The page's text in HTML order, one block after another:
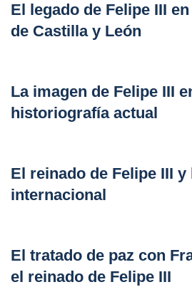
El legado de Felipe III
de Castilla y León
La imagen de Felipe III
historiografía actual
El reinado de Felipe III
internacional
El tratado de paz con
el reinado de Felipe III